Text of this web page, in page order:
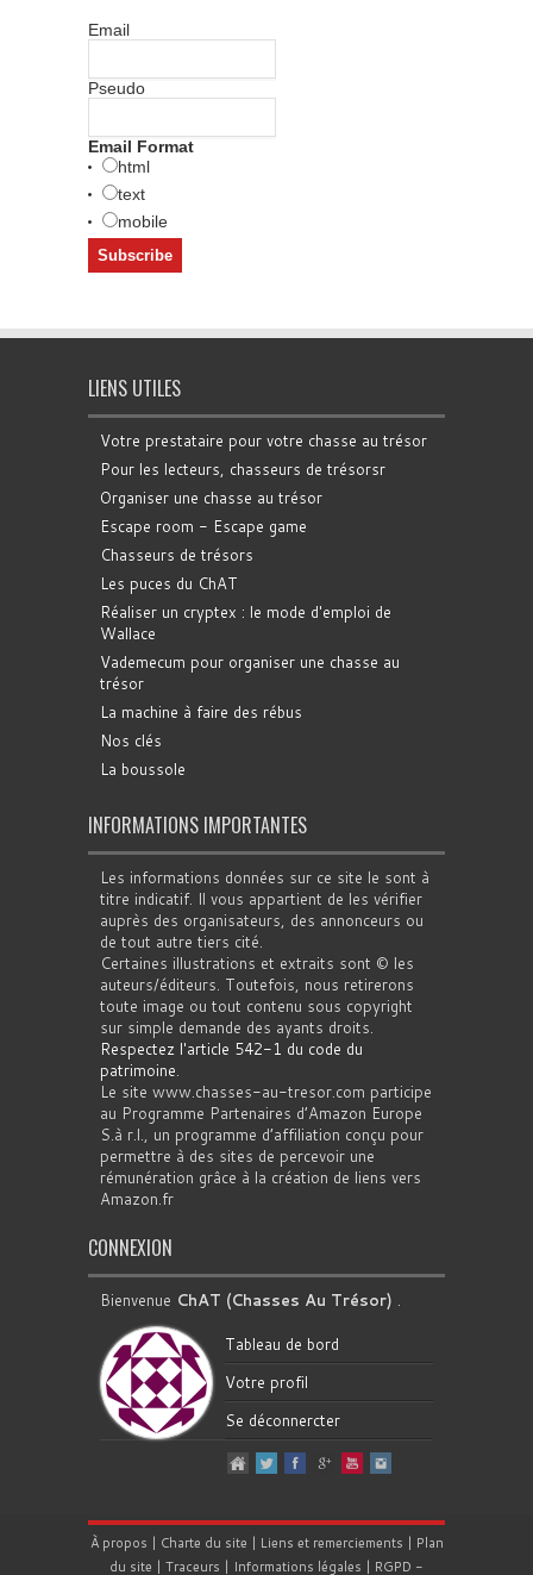
Email
Pseudo
Email Format
html
text
mobile
LIENS UTILES
Votre prestataire pour votre chasse au trésor
Pour les lecteurs, chasseurs de trésorsr
Organiser une chasse au trésor
Escape room - Escape game
Chasseurs de trésors
Les puces du ChAT
Réaliser un cryptex : le mode d'emploi de
Wallace
Vademecum pour organiser une chasse au
trésor
La machine à faire des rébus
Nos clés
La boussole
INFORMATIONS IMPORTANTES
Les informations données sur ce site le sont à
titre indicatif. Il vous appartient de les vérifier
auprès des organisateurs, des annonceurs ou
de tout autre tiers cité.
Certaines illustrations et extraits sont © les
auteurs/éditeurs. Toutefois, nous retirerons
toute image ou tout contenu sous copyright
sur simple demande des ayants droits.
Respectez l'article 542-1 du code du
patrimoine.
Le site www.chasses-au-tresor.com participe
au Programme Partenaires d’Amazon Europe
S.à r.l., un programme d’affiliation conçu pour
permettre à des sites de percevoir une
rémunération grâce à la création de liens vers
Amazon.fr
CONNEXION
Bienvenue ChAT (Chasses Au Trésor) .
Tableau de bord
Votre profil
Se déconnercter
À propos | Charte du site | Liens et remerciements | Plan
du site | Traceurs | Informations légales | RGPD -